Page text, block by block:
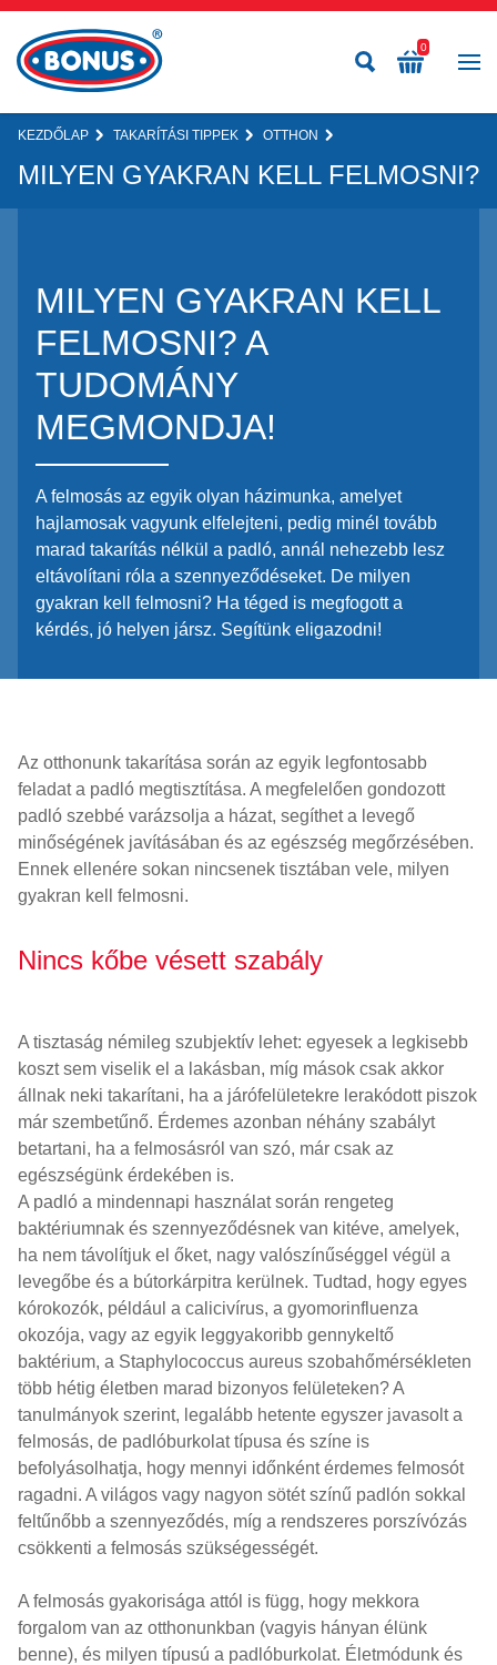
0
KEZDŐLAP TAKARÍTÁSI TIPPEK OTTHON
MILYEN GYAKRAN KELL FELMOSNI?
MILYEN GYAKRAN KELL
FELMOSNI? A
TUDOMÁNY
MEGMONDJA!
A felmosás az egyik olyan házimunka, amelyet
hajlamosak vagyunk elfelejteni, pedig minél tovább
marad takarítás nélkül a padló, annál nehezebb lesz
eltávolítani róla a szennyeződéseket. De milyen
gyakran kell felmosni? Ha téged is megfogott a
kérdés, jó helyen jársz. Segítünk eligazodni!
Az otthonunk takarítása során az egyik legfontosabb
feladat a padló megtisztítása. A megfelelően gondozott
padló szebbé varázsolja a házat, segíthet a levegő
minőségének javításában és az egészség megőrzésében.
Ennek ellenére sokan nincsenek tisztában vele, milyen
gyakran kell felmosni.
Nincs kőbe vésett szabály
A tisztaság némileg szubjektív lehet: egyesek a legkisebb
koszt sem viselik el a lakásban, míg mások csak akkor
állnak neki takarítani, ha a járófelületekre lerakódott piszok
már szembetűnő. Érdemes azonban néhány szabályt
betartani, ha a felmosásról van szó, már csak az
egészségünk érdekében is.
A padló a mindennapi használat során rengeteg
baktériumnak és szennyeződésnek van kitéve, amelyek,
ha nem távolítjuk el őket, nagy valószínűséggel végül a
levegőbe és a bútorkárpitra kerülnek. Tudtad, hogy egyes
kórokozók, például a calicivírus, a gyomorinfluenza
okozója, vagy az egyik leggyakoribb gennykeltő
baktérium, a Staphylococcus aureus szobahőmérsékleten
több hétig életben marad bizonyos felületeken? A
tanulmányok szerint, legalább hetente egyszer javasolt a
felmosás, de padlóburkolat típusa és színe is
befolyásolhatja, hogy mennyi időnként érdemes felmosót
ragadni. A világos vagy nagyon sötét színű padlón sokkal
feltűnőbb a szennyeződés, míg a rendszeres porszívózás
csökkenti a felmosás szükségességét.
A felmosás gyakorisága attól is függ, hogy mekkora
forgalom van az otthonunkban (vagyis hányan élünk
benne), és milyen típusú a padlóburkolat. Életmódunk és